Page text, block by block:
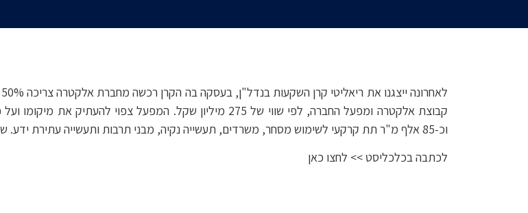
וכ-85 אלף מ"ר תת קרקעי לשימוש מסחר, משרדים, תעשייה נקיה, מבני תרבות ותעשייה עתירת ידע. שותפתינו קארין פריד ועו״ד שירן חן ייצגו את החברה בעסקה.
לכתבה בכלכליסט >> לחצו כאן